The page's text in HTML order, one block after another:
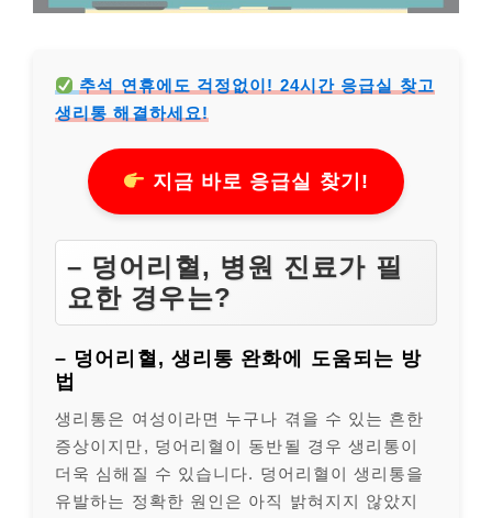
추석 연휴에도 걱정없이! 24시간 응급실 찾고
생리통 해결하세요!
지금 바로 응급실 찾기!
– 덩어리혈, 병원 진료가 필
요한 경우는?
– 덩어리혈, 생리통 완화에 도움되는 방
법
생리통은 여성이라면 누구나 겪을 수 있는 흔한
증상이지만, 덩어리혈이 동반될 경우 생리통이
더욱 심해질 수 있습니다. 덩어리혈이 생리통을
유발하는 정확한 원인은 아직 밝혀지지 않았지